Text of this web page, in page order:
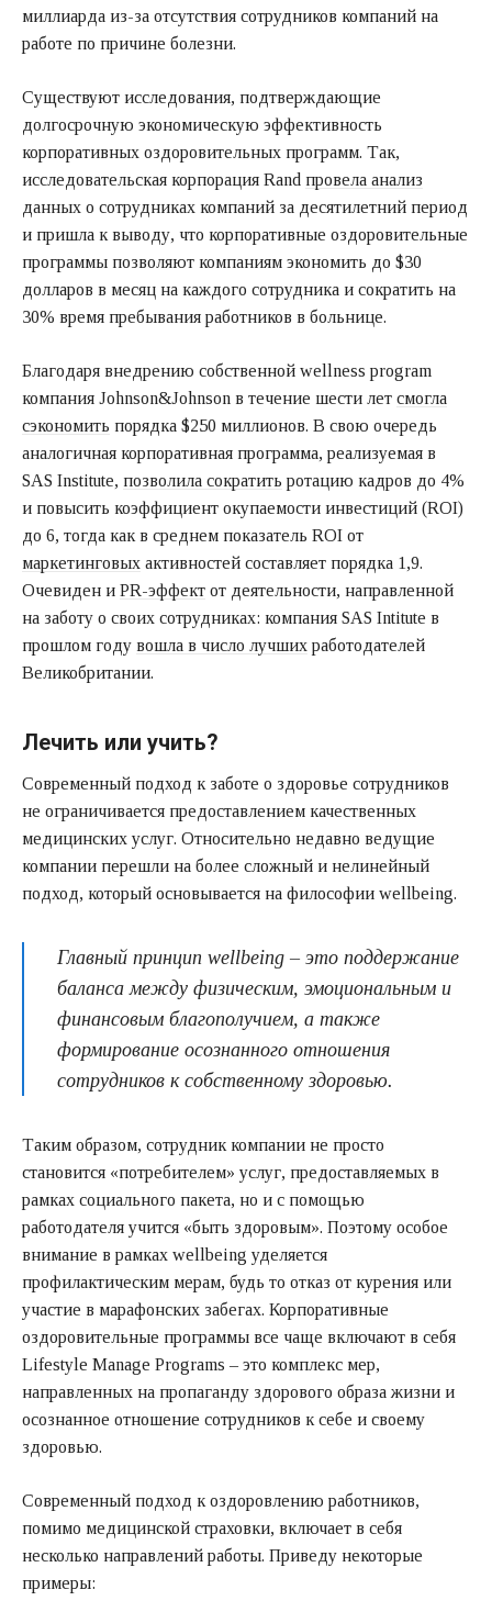
миллиарда из-за отсутствия сотрудников компаний на
работе по причине болезни.
Существуют исследования, подтверждающие
долгосрочную экономическую эффективность
корпоративных оздоровительных программ. Так,
исследовательская корпорация Rand провела анализ
данных о сотрудниках компаний за десятилетний период
и пришла к выводу, что корпоративные оздоровительные
программы позволяют компаниям экономить до $30
долларов в месяц на каждого сотрудника и сократить на
30% время пребывания работников в больнице.
Благодаря внедрению собственной wellness program
компания Johnson&Johnson в течение шести лет смогла
сэкономить порядка $250 миллионов. В свою очередь
аналогичная корпоративная программа, реализуемая в
SAS Institute, позволила сократить ротацию кадров до 4%
и повысить коэффициент окупаемости инвестиций (ROI)
до 6, тогда как в среднем показатель ROI от
маркетинговых активностей составляет порядка 1,9.
Очевиден и PR-эффект от деятельности, направленной
на заботу о своих сотрудниках: компания SAS Intitute в
прошлом году вошла в число лучших работодателей
Великобритании.
Лечить или учить?
Современный подход к заботе о здоровье сотрудников
не ограничивается предоставлением качественных
медицинских услуг. Относительно недавно ведущие
компании перешли на более сложный и нелинейный
подход, который основывается на философии wellbeing.
Главный принцип wellbeing – это поддержание
баланса между физическим, эмоциональным и
финансовым благополучием, а также
формирование осознанного отношения
сотрудников к собственному здоровью.
Таким образом, сотрудник компании не просто
становится «потребителем» услуг, предоставляемых в
рамках социального пакета, но и с помощью
работодателя учится «быть здоровым». Поэтому особое
внимание в рамках wellbeing уделяется
профилактическим мерам, будь то отказ от курения или
участие в марафонских забегах. Корпоративные
оздоровительные программы все чаще включают в себя
Lifestyle Manage Programs – это комплекс мер,
направленных на пропаганду здорового образа жизни и
осознанное отношение сотрудников к себе и своему
здоровью.
Современный подход к оздоровлению работников,
помимо медицинской страховки, включает в себя
несколько направлений работы. Приведу некоторые
примеры: